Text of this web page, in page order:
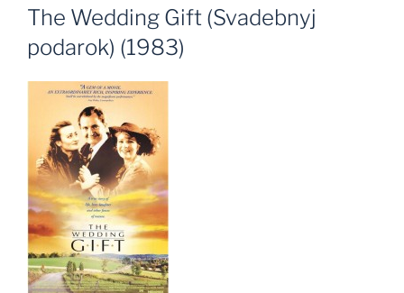
EL
The Wedding Gift (Svadebnyj
podarok) (1983)